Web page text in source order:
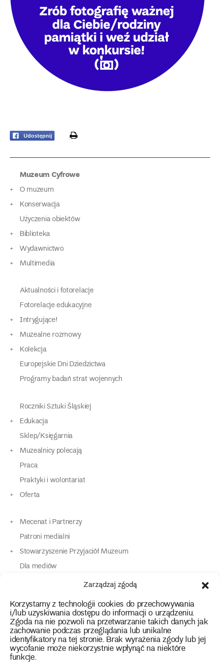
Zarządzaj zgodą
Korzystamy z technologii cookies do przechowywania
i/lub uzyskiwania dostępu do informacji o urządzeniu.
Zgoda na nie pozwoli na przetwarzanie takich danych jak
zachowanie podczas przeglądania lub unikalne
identyfikatory na tej stronie. Brak wyrażenia zgody lub jej
wycofanie może niekorzystnie wpłynąć na niektóre
funkcje.
Udostępnij print
Muzeum Cyfrowe
O muzeum
Konserwacja
Użyczenia obiektów
Biblioteka
Wydawnictwo
Multimedia
Aktualności i fotorelacje
Fotorelacje edukacyjne
Intrygujące!
Muzealne rozmowy
Kolekcja
Europejskie Dni Dziedzictwa
Programy badań strat wojennych
Roczniki Sztuki Śląskiej
Edukacja
Sklep/Księgarnia
Muzealnicy polecają
Praca
Praktyki i wolontariat
Oferta
Mecenat i Partnerzy
Patroni medialni
Stowarzyszenie Przyjaciół Muzeum
Dla mediów
Dla osób o specjalnych potrzebach
Kontakt
instagram
twitterfacebookyoutube
tiktok
Polityka prywatności